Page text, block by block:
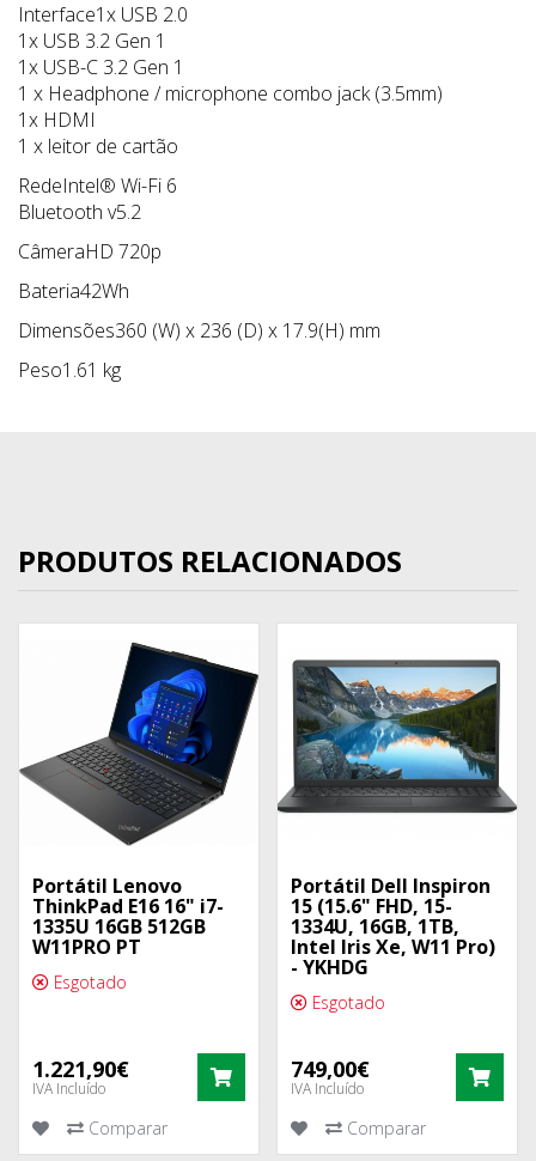
Interface1x USB 2.0
1x USB 3.2 Gen 1
1x USB-C 3.2 Gen 1
1 x Headphone / microphone combo jack (3.5mm)
1x HDMI
1 x leitor de cartão
RedeIntel® Wi-Fi 6
Bluetooth v5.2
CâmeraHD 720p
Bateria42Wh
Dimensões360 (W) x 236 (D) x 17.9(H) mm
Peso1.61 kg
PRODUTOS RELACIONADOS
Portátil Lenovo
ThinkPad E16 16" i7-
1335U 16GB 512GB
W11PRO PT
Esgotado
1.221,90€
IVA Incluído COMPRAR
Comparar
Portátil Dell Inspiron
15 (15.6" FHD, 15-
1334U, 16GB, 1TB,
Intel Iris Xe, W11 Pro)
- YKHDG
Esgotado
749,00€
IVA Incluído
Comparar